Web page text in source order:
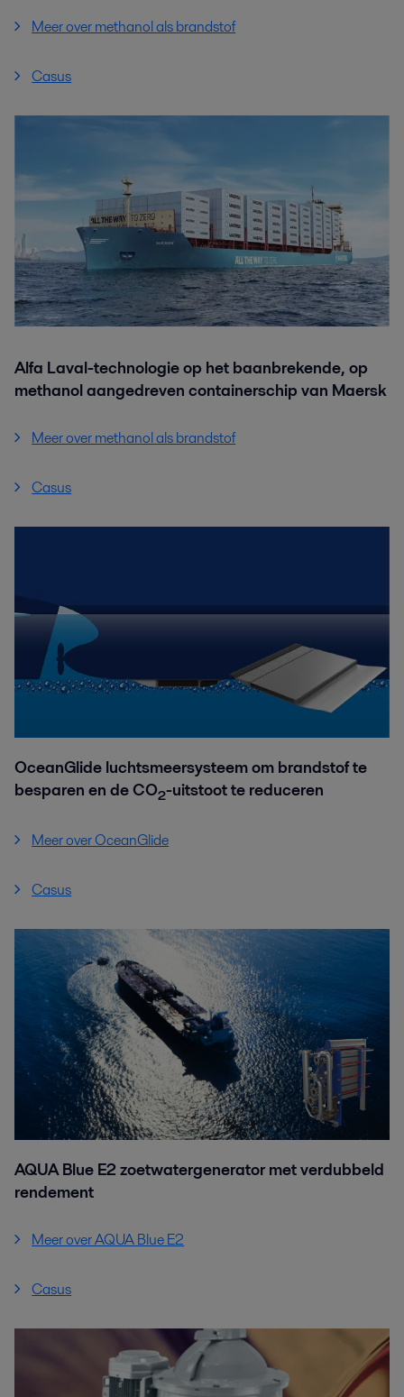
Meer over methanol als brandstof
Casus
Alfa Laval-technologie op het baanbrekende, op
methanol aangedreven containerschip van Maersk
Meer over methanol als brandstof
Casus
OceanGlide luchtsmeersysteem om brandstof te
besparen en de CO2-uitstoot te reduceren
Meer over OceanGlide
Casus
AQUA Blue E2 zoetwatergenerator met verdubbeld
rendement
Meer over AQUA Blue E2
Casus